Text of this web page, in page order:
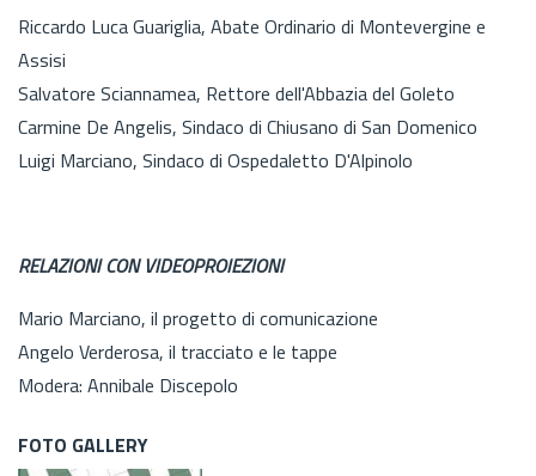
Riccardo Luca Guariglia, Abate Ordinario di Montevergine e
Assisi
Salvatore Sciannamea, Rettore dell'Abbazia del Goleto
Carmine De Angelis, Sindaco di Chiusano di San Domenico
Luigi Marciano, Sindaco di Ospedaletto D'Alpinolo
RELAZIONI CON VIDEOPROIEZIONI
Mario Marciano, il progetto di comunicazione
Angelo Verderosa, il tracciato e le tappe
Modera: Annibale Discepolo
FOTO GALLERY